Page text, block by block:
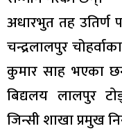
अधारभुत तह उतिर्ण
चन्द्रलालपुर
कुमार साह भएका
बिद्यलय लालपुर
जिन्सी शाखा प्रमुख